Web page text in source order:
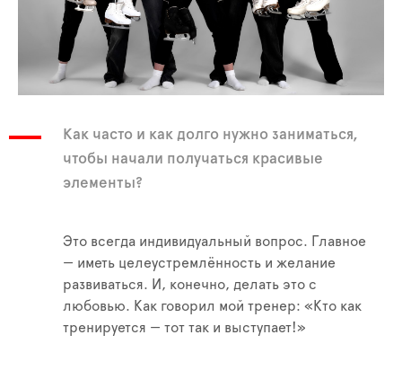
Как часто и как долго нужно заниматься,
чтобы начали получаться красивые
элементы?
Это всегда индивидуальный вопрос. Главное
— иметь целеустремлённость и желание
развиваться. И, конечно, делать это с
любовью. Как говорил мой тренер: «Кто как
тренируется — тот так и выступает!»